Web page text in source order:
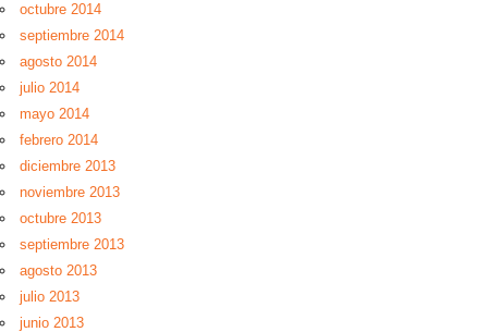
octubre 2014
septiembre 2014
agosto 2014
julio 2014
mayo 2014
febrero 2014
diciembre 2013
noviembre 2013
octubre 2013
septiembre 2013
agosto 2013
julio 2013
junio 2013